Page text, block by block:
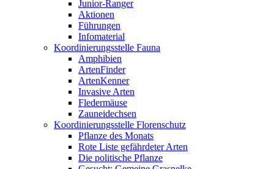
Junior-Ranger
Aktionen
Führungen
Infomaterial
Koordinierungsstelle Fauna
Amphibien
ArtenFinder
ArtenKenner
Invasive Arten
Fledermäuse
Zauneidechsen
Koordinierungsstelle Florenschutz
Pflanze des Monats
Rote Liste gefährdeter Arten
Die politische Pflanze